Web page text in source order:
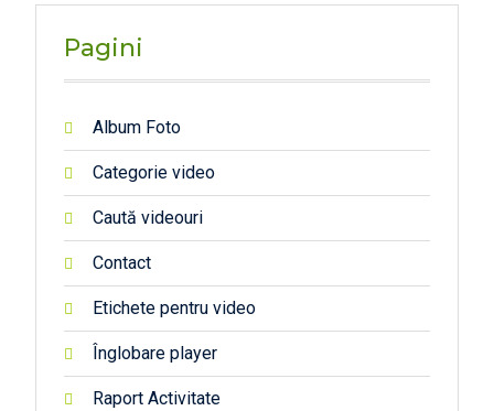
Pagini
Album Foto
Categorie video
Caută videouri
Contact
Etichete pentru video
Înglobare player
Raport Activitate